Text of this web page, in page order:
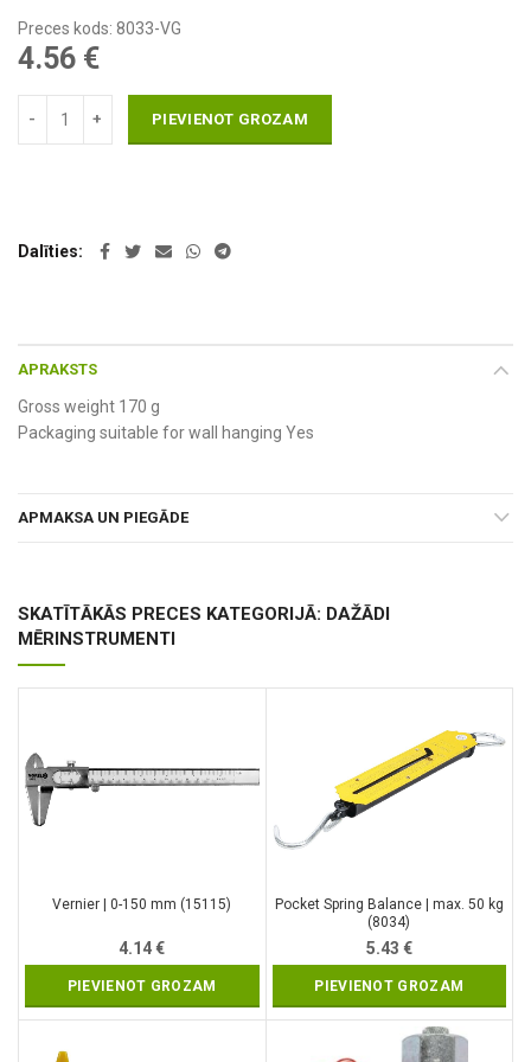
Preces kods: 8033-VG
4.56 €
PIEVIENOT GROZAM
Dalīties
APRAKSTS
Gross weight 170 g
Packaging suitable for wall hanging Yes
APMAKSA UN PIEGĀDE
SKATĪTĀKĀS PRECES KATEGORIJĀ: DAŽĀDI
MĒRINSTRUMENTI
Vernier | 0-150 mm (15115)
4.14€
PIEVIENOT GROZAM
Pocket Spring Balance | max. 50 kg
(8034)
5.43 €
PIEVIENOT GROZAM